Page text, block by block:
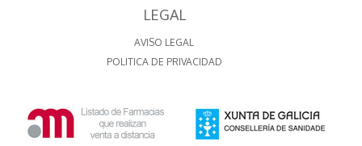
LEGAL
AVISO LEGAL
POLITICA DE PRIVACIDAD